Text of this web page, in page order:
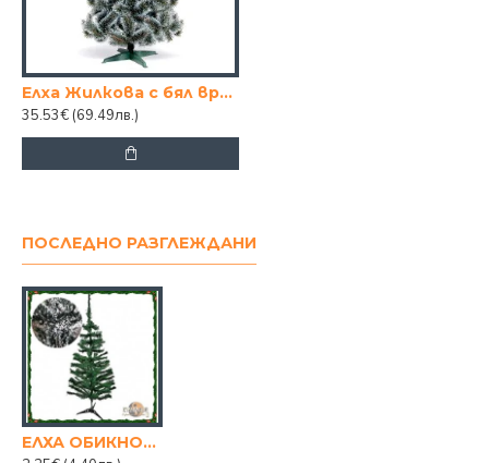
Елха Жилкова с бял връх 120см.
35.53€ (69.49лв.)
ПОСЛЕДНО РАЗГЛЕЖДАНИ
ЕЛХА ОБИКНОВЕННА СЪС СНЯГ 90СМ